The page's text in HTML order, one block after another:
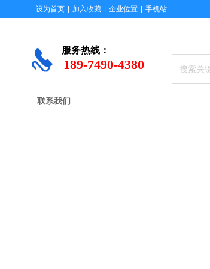
服务热线：
189-7490-4380
联系我们
设为首页 加入收藏 企业位置 手机站